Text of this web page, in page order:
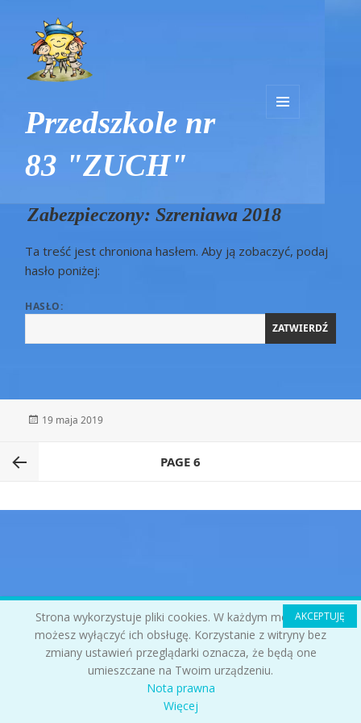
Przedszkole nr
83 "ZUCH"
BlogZabezpieczony: Szreniawa 2018
Ta treść jest chroniona hasłem. Aby ją zobaczyć, podaj
hasło poniżej:
HASŁO:
Opublikowano
19 maja 2019
wpisów
PAGE 6
Strona wykorzystuje pliki cookies. W każdym momencie
możesz wyłączyć ich obsługę. Korzystanie z witryny bez
zmiany ustawień przeglądarki oznacza, że będą one
umieszczane na Twoim urządzeniu.
Nota prawna
Więcej
AKCEPTUJĘ